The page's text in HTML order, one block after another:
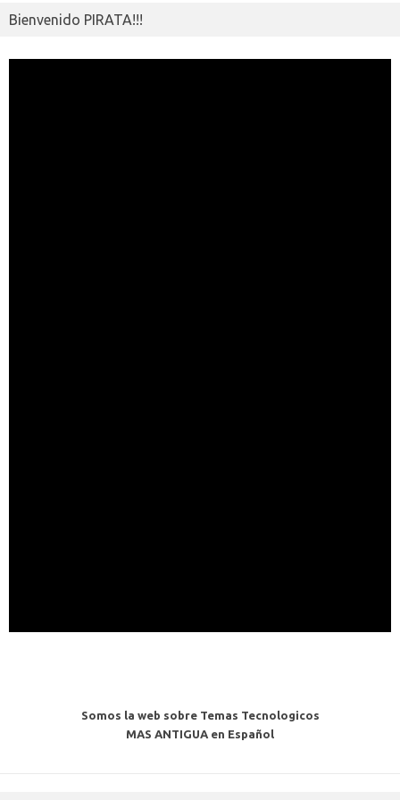
Bienvenido PIRATA!!!
Somos la web sobre Temas Tecnologicos
MAS ANTIGUA en Español